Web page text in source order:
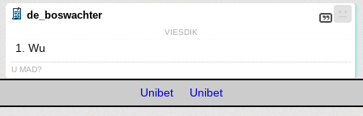
de_boswachter
VIESDIK
1. Wu
U MAD?
Unibet Unibet